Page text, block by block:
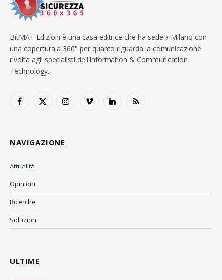
BitMAT Edizioni è una casa editrice che ha sede a Milano con
una copertura a 360° per quanto riguarda la comunicazione
rivolta agli specialisti dell'lnformation & Communication
Technology.
Facebook
X
InstagramVimeo LinkedInRSS
NAVIGAZIONE
Attualità
Opinioni
Ricerche
Soluzioni
ULTIME